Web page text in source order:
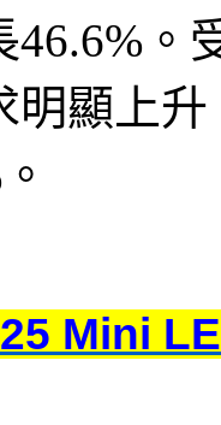
。
明顯上
Mini